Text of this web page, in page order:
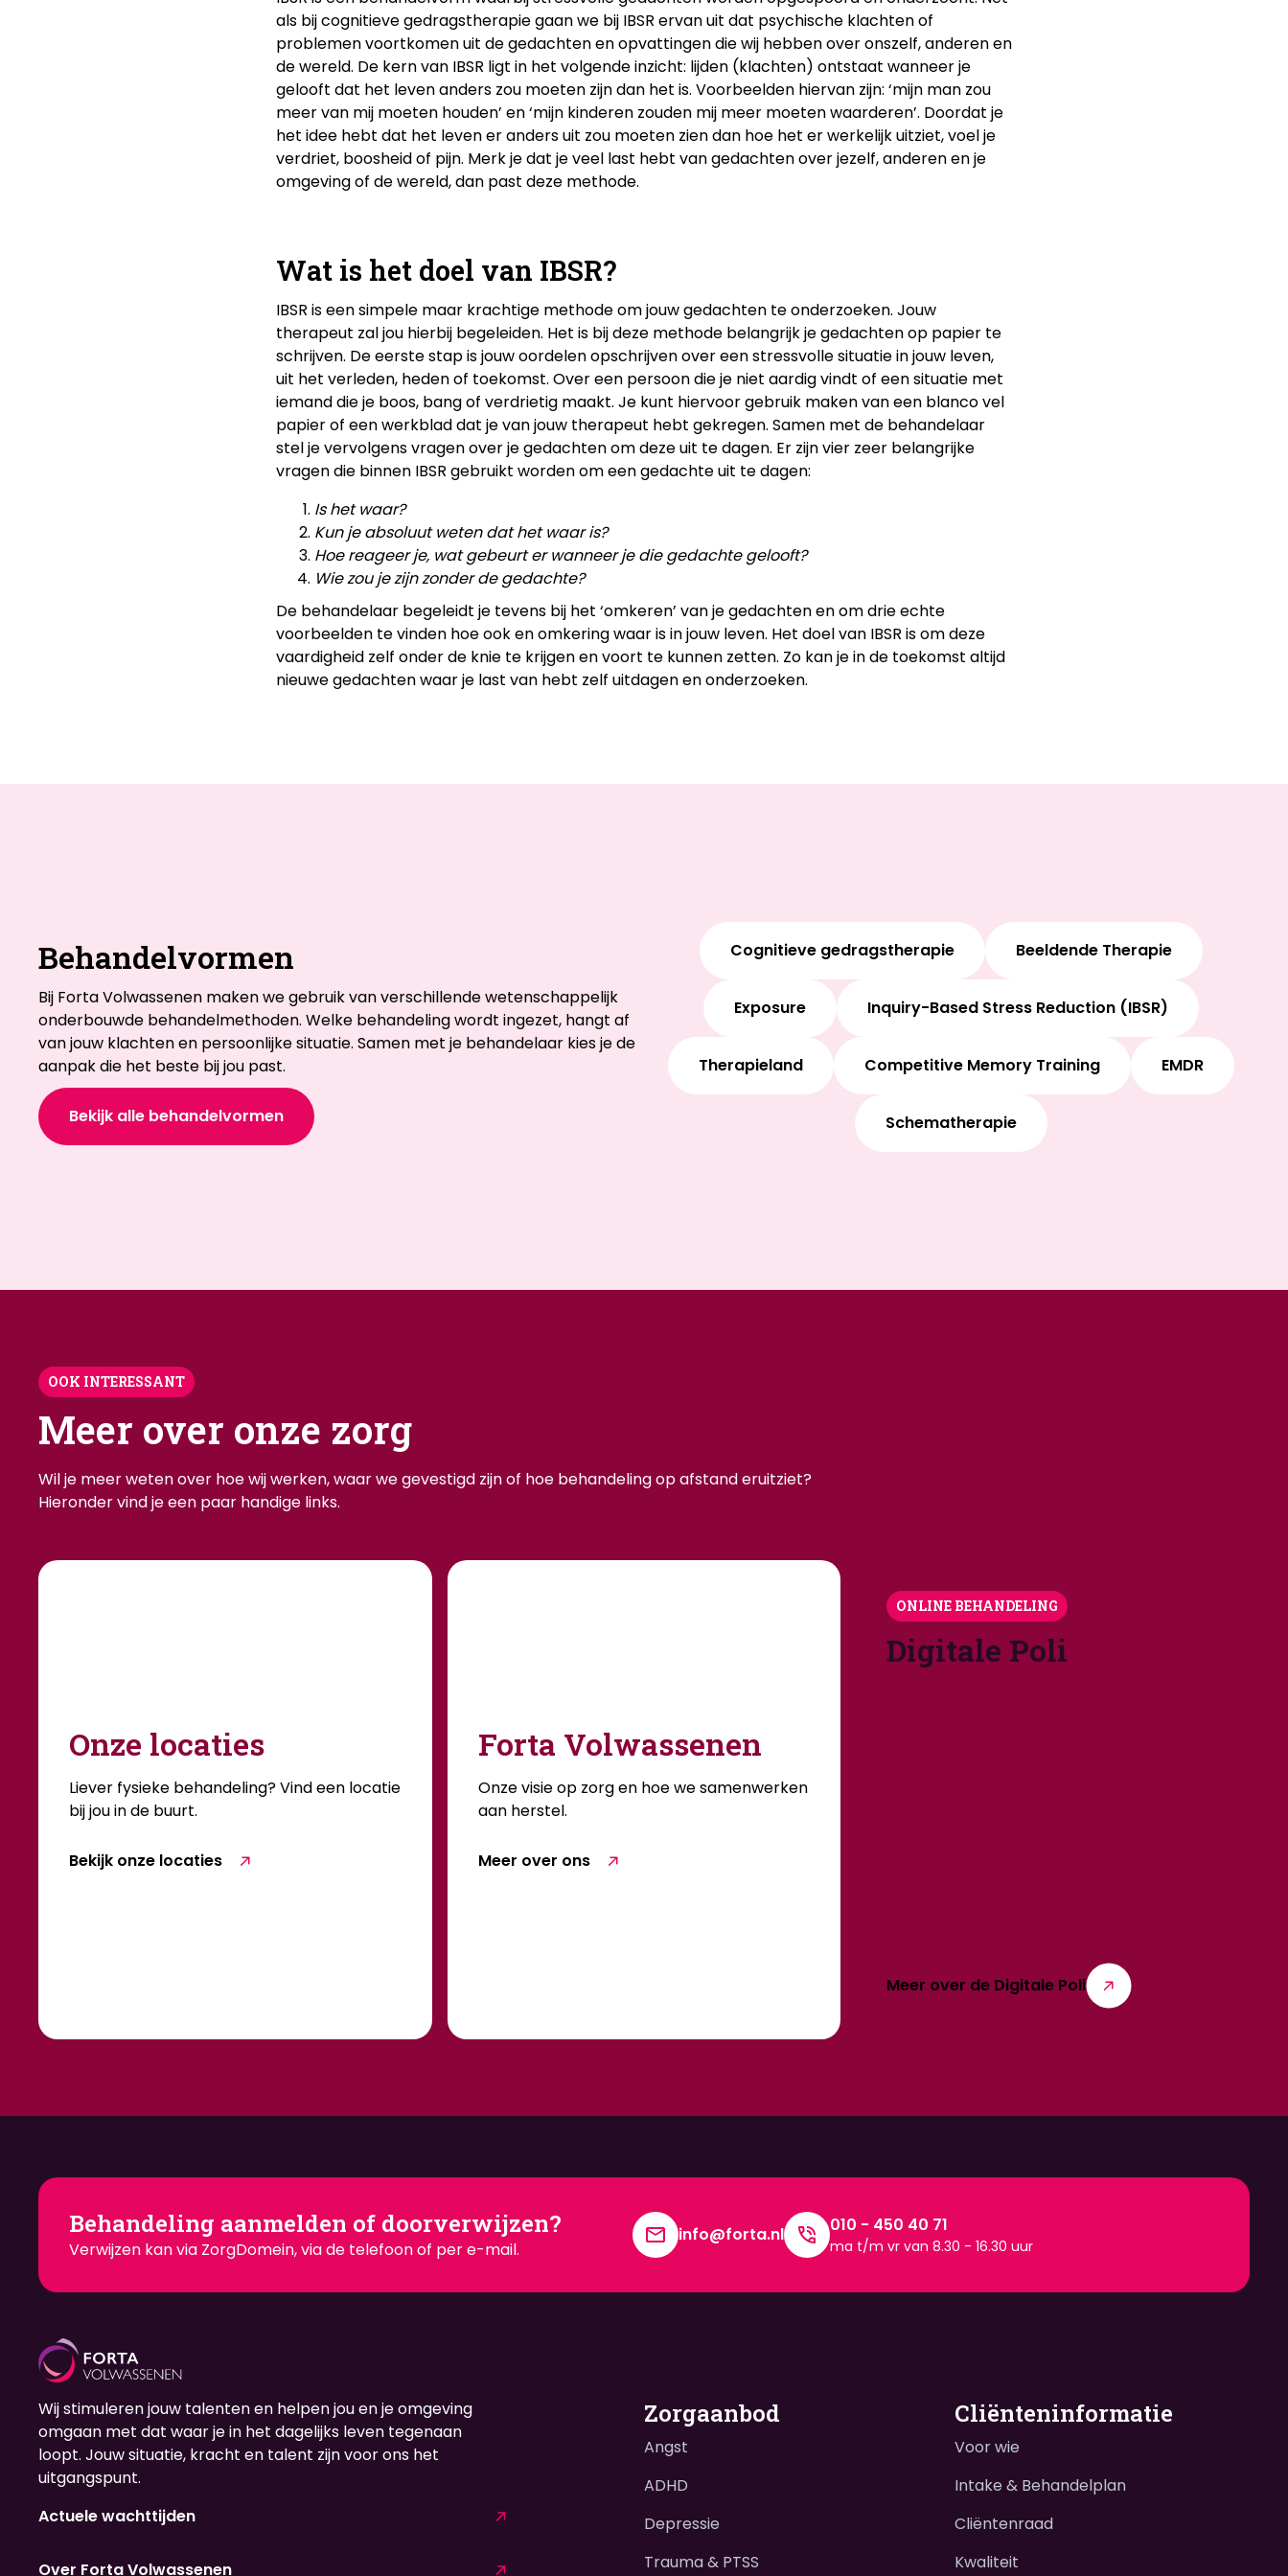
als bij cognitieve gedragstherapie gaan we bij IBSR ervan uit dat psychische klachten of
problemen voortkomen uit de gedachten en opvattingen die wij hebben over onszelf, anderen en
de wereld. De kern van IBSR ligt in het volgende inzicht: lijden (klachten) ontstaat wanneer je
gelooft dat het leven anders zou moeten zijn dan het is. Voorbeelden hiervan zijn: ‘mijn man zou
meer van mij moeten houden’ en ‘mijn kinderen zouden mij meer moeten waarderen’. Doordat je
het idee hebt dat het leven er anders uit zou moeten zien dan hoe het er werkelijk uitziet, voel je
verdriet, boosheid of pijn. Merk je dat je veel last hebt van gedachten over jezelf, anderen en je
omgeving of de wereld, dan past deze methode.
Wat is het doel van IBSR?
IBSR is een simpele maar krachtige methode om jouw gedachten te onderzoeken. Jouw
therapeut zal jou hierbij begeleiden. Het is bij deze methode belangrijk je gedachten op papier te
schrijven. De eerste stap is jouw oordelen opschrijven over een stressvolle situatie in jouw leven,
uit het verleden, heden of toekomst. Over een persoon die je niet aardig vindt of een situatie met
iemand die je boos, bang of verdrietig maakt. Je kunt hiervoor gebruik maken van een blanco vel
papier of een werkblad dat je van jouw therapeut hebt gekregen. Samen met de behandelaar
stel je vervolgens vragen over je gedachten om deze uit te dagen. Er zijn vier zeer belangrijke
vragen die binnen IBSR gebruikt worden om een gedachte uit te dagen:
Is het waar?
Kun je absoluut weten dat het waar is?
Hoe reageer je, wat gebeurt er wanneer je die gedachte gelooft?
Wie zou je zijn zonder de gedachte?
De behandelaar begeleidt je tevens bij het ‘omkeren’ van je gedachten en om drie echte
voorbeelden te vinden hoe ook en omkering waar is in jouw leven. Het doel van IBSR is om deze
vaardigheid zelf onder de knie te krijgen en voort te kunnen zetten. Zo kan je in de toekomst altijd
nieuwe gedachten waar je last van hebt zelf uitdagen en onderzoeken.
Behandelvormen
Bij Forta Volwassenen maken we gebruik van verschillende wetenschappelijk
onderbouwde behandelmethoden. Welke behandeling wordt ingezet, hangt af
van jouw klachten en persoonlijke situatie. Samen met je behandelaar kies je de
aanpak die het beste bij jou past.
Bekijk alle behandelvormen
Cognitieve gedragstherapie Beeldende Therapie
Exposure Inquiry-Based Stress Reduction (IBSR)
Therapieland Competitive Memory Training EMDR
Schematherapie
OOK INTERESSANT
Meer over onze zorg
Wil je meer weten over hoe wij werken, waar we gevestigd zijn of hoe behandeling op afstand eruitziet?
Hieronder vind je een paar handige links.
Onze locaties
Liever fysieke behandeling? Vind een locatie
bij jou in de buurt.
Bekijk onze locaties
Forta Volwassenen
Onze visie op zorg en hoe we samenwerken
aan herstel.
Meer over ons
ONLINE BEHANDELING
Digitale Poli
Meer over de Digitale Poli
Behandeling aanmelden of doorverwijzen?
Verwijzen kan via ZorgDomein, via de telefoon of per e-mail.
info@forta.nl 010 - 450 40 71
ma t/m vr van 8.30 - 16.30 uur
Wij stimuleren jouw talenten en helpen jou en je omgeving
omgaan met dat waar je in het dagelijks leven tegenaan
loopt. Jouw situatie, kracht en talent zijn voor ons het
uitgangspunt.
Actuele wachttijden
Over Forta Volwassenen
Zorgaanbod
Angst
ADHD
Depressie
Trauma & PTSS
Cliënteninformatie
Voor wie
Intake & Behandelplan
Cliëntenraad
Kwaliteit